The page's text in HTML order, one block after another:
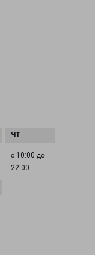
с 10:00 до
22:00